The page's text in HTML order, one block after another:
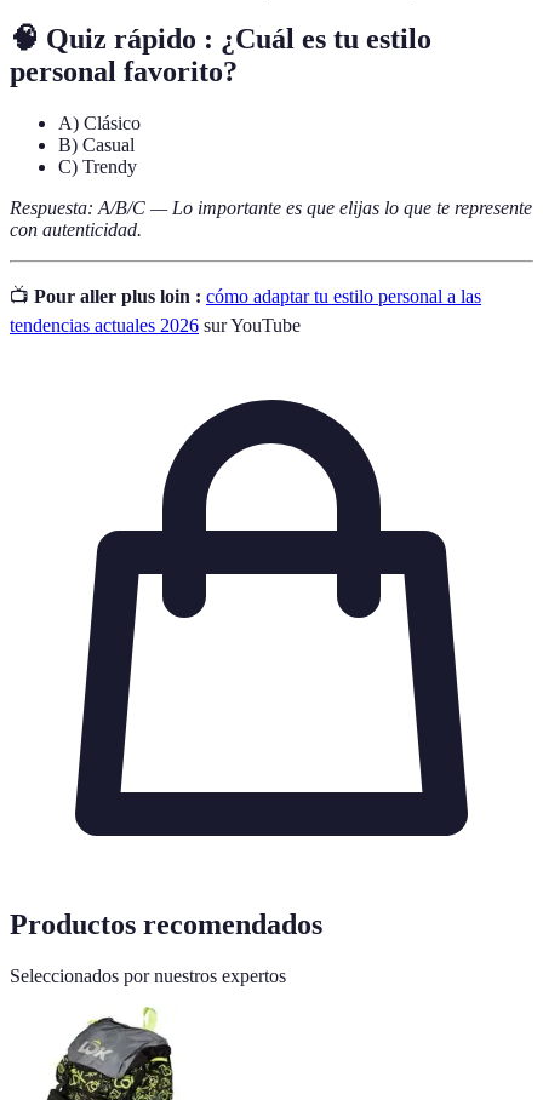
🧠 Quiz rápido : ¿Cuál es tu estilo
personal favorito?
A) Clásico
B) Casual
C) Trendy
Respuesta: A/B/C — Lo importante es que elijas lo que te represente
con autenticidad.
📺 Pour aller plus loin : cómo adaptar tu estilo personal a las
tendencias actuales 2026 sur YouTube
Productos recomendados
Seleccionados por nuestros expertos